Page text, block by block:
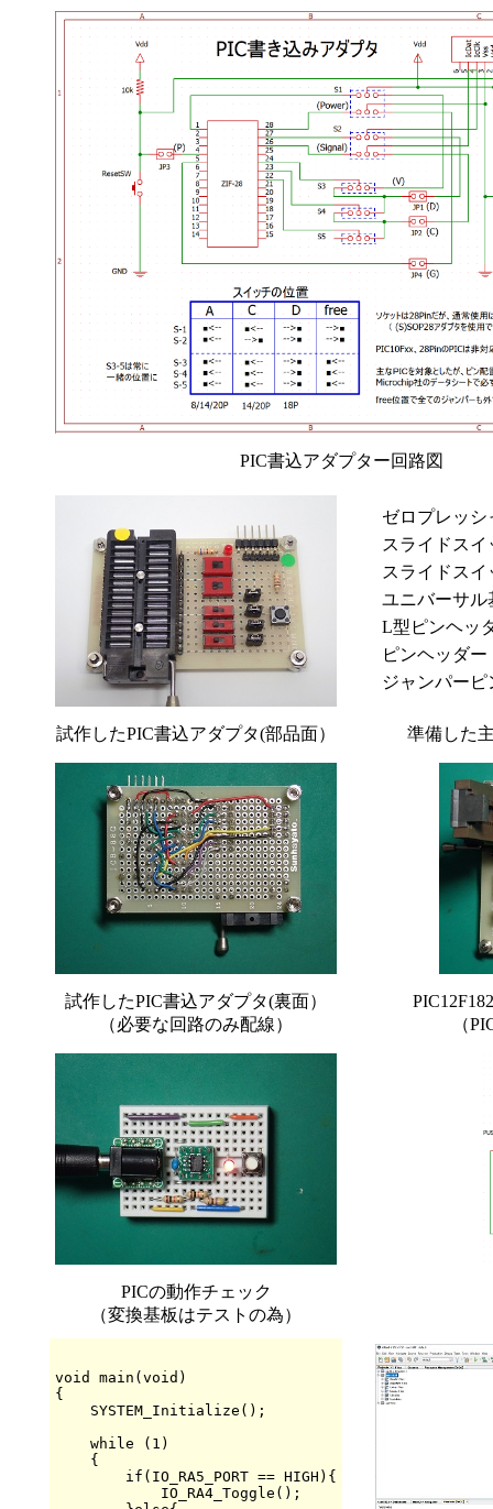
PIC書込アダプター回路図
ゼロプレッ
スライドスイ
スライドスイ
ユニバーサル
L型ピンヘッ
ピンヘッダー
ジャンパーピ
試作したPIC書込アダプタ(部品面） 準備した
試作したPIC書込アダプタ(裏面）
（必要な回路のみ配線）
（
PICの動作チェック
（変換基板はテストの為）
void main(void)
{
    SYSTEM_Initialize();
    while (1)
    {
        if(IO_RA5_PORT == HIGH){
            IO_RA4_Toggle();